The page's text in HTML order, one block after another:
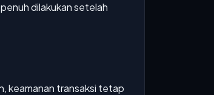
dilakukan setelah
keamanan transaksi tetap